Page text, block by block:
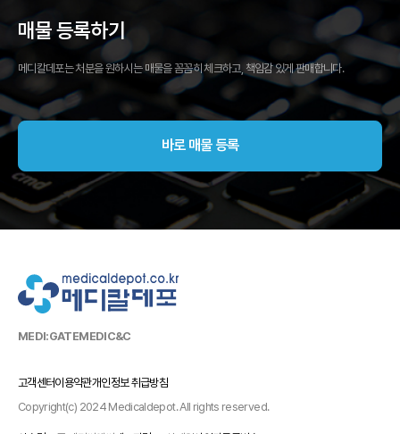
매물 등록하기
메디칼데포는 처분을 원하시는 매물을 꼼꼼히 체크하고, 책임감 있게 판매합니다.
바로 매물 등록
MEDI:GATEMEDIC&C
고객센터이용약관개인정보 취급방침
Copyright(c) 2024 Medicaldepot. All rights reserved.